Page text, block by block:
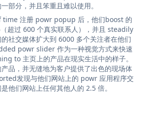
部分，并且笨重且难以使用。
注册 powr popup 后，他们boost 的
超过 600 个真实联系人），并且 steadily
社交媒体扩大到 6000 多个关注者在他们
powr slider 作为一种视觉方式来快速
to 主页上的产品在现实生活中的样子。
品，并无缝地为客户提供了出色的现场体
发现与他们网站上的 powr 应用程序交
他们网站上任何其他人的 2.5 倍。